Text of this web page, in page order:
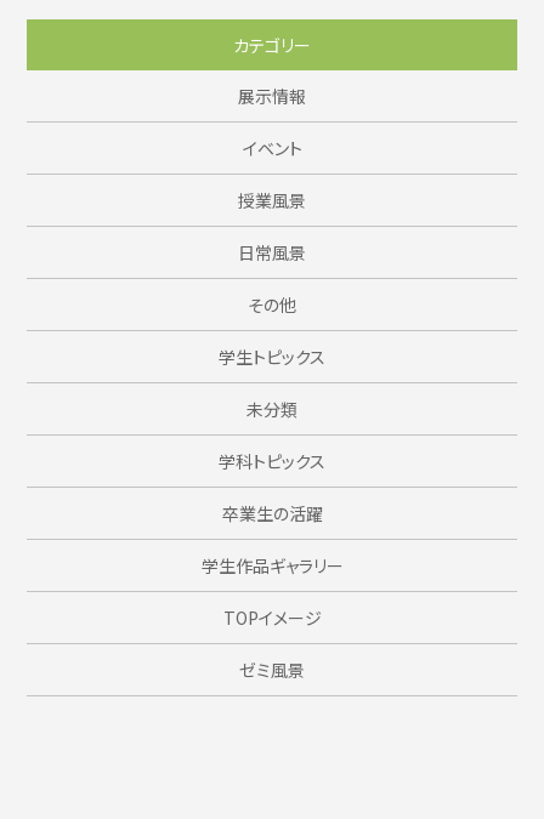
カテゴリー
展示情報
イベント
授業風景
日常風景
その他
学生トピックス
未分類
学科トピックス
卒業生の活躍
学生作品ギャラリー
TOPイメージ
ゼミ風景